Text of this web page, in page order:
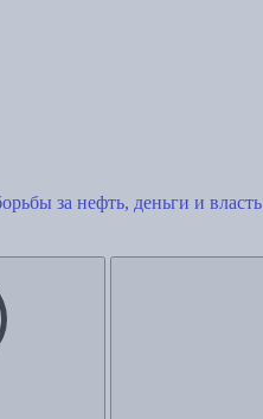
за нефть, деньги и власть